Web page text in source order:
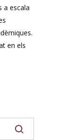
a escala
en els